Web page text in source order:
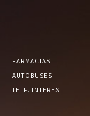
FARMACIAS
AUTOBUSES
TELF. INTERES